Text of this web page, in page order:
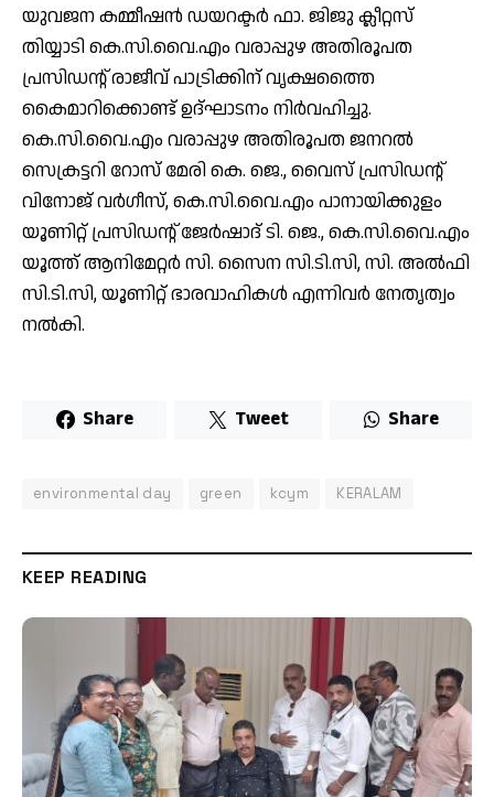
യുവജന കമ്മീഷൻ ഡയറക്ടർ ഫാ. ജിജു ക്ലീറ്റസ്
തിയ്യാടി കെ.സി.വൈ.എം വരാപ്പുഴ അതിരൂപത
പ്രസിഡന്റ് രാജീവ് പാട്രിക്കിന് വൃക്ഷത്തൈ
കൈമാറിക്കൊണ്ട് ഉദ്ഘാടനം നിർവഹിച്ചു.
കെ.സി.വൈ.എം വരാപ്പുഴ അതിരൂപത ജനറൽ
സെക്രട്ടറി റോസ് മേരി കെ. ജെ., വൈസ് പ്രസിഡന്റ്
വിനോജ് വർഗീസ്, കെ.സി.വൈ.എം പാനായിക്കുളം
യൂണിറ്റ് പ്രസിഡന്റ് ജേർഷാദ് ടി. ജെ., കെ.സി.വൈ.എം
യൂത്ത് ആനിമേറ്റർ സി. സൈന സി.ടി.സി, സി. അൽഫി
സി.ടി.സി, യൂണിറ്റ് ഭാരവാഹികൾ എന്നിവർ നേതൃത്വം
നൽകി.
Share Tweet Share
environmental day green kcym KERALAM
KEEP READING